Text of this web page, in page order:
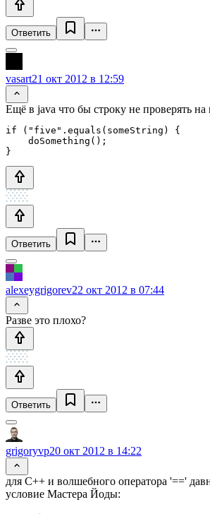
Ответить
vasart21 окт 2012 в 12:59
Ещё в java что бы строку не проверять на
if ("five".equals(someString) {
    doSomething();
Ответить
alexeygrigorev22 окт 2012 в 07:44
Разве это плохо?
Ответить
grigoryvp20 окт 2012 в 14:22
для С++ и волшебного оператора '=='
условие Мастера Йоды: